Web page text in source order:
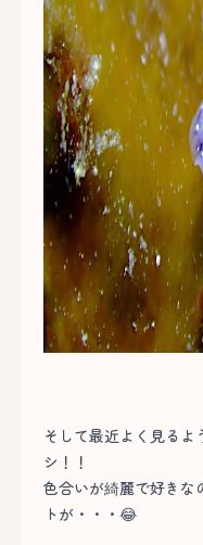
そして最近よく見るよ
シ！！
色合いが綺麗で好きな
トが・・・😂